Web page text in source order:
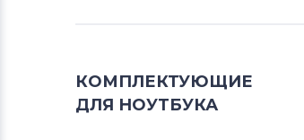
КОМПЛЕКТУЮЩИЕ
ДЛЯ НОУТБУКА